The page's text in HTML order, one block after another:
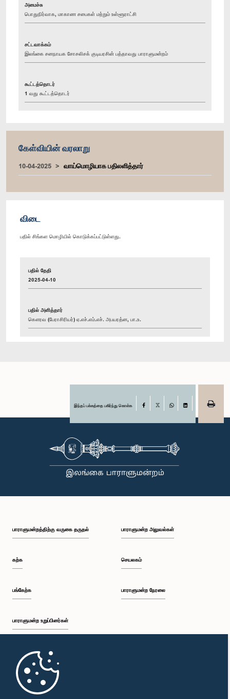
அமைச்சு
பொதுநிர்வாக, மாகாண சபைகள் மற்றும் உள்ளூராட்சி
சட்டவாக்கம்
இலங்கை சனநாயக சோசலிசக் குடியரசின் பத்தாவது பாராளுமன்றம்
கூட்டத்தொடர்
1 வது கூட்டத்தொடர்
கேள்வியின் வரலாறு
10-04-2025 வாய்மொழியாக பதிலளித்தார்
விடை
பதில் சிங்கள மொழியில் கொடுக்கப்பட்டுள்ளது.
பதில் தேதி
2025-04-10
பதில் அளித்தார்
கௌரவ (பேராசிரியர்) ஏ.எச்.எம்.எச். அபயரத்ன, பா.உ.
இந்தப் பக்கத்தை பகிர்ந்து கொள்க Facebook
பாராளுமன்றத்திற்கு வருகை தருதல்
கற்க
பங்கேற்க
பாராளுமன்ற உறுப்பினர்கள்
முதற்பக்கம்
பாராளுமன்ற அலுவல்கள்
செயலகம்
பாராளுமன்ற நேரலை
பாராளுமன்ற கையடக்க செயலி